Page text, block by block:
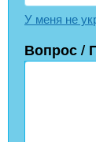
У меня не
Вопрос /